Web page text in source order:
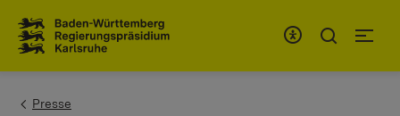
You are here:
Presse